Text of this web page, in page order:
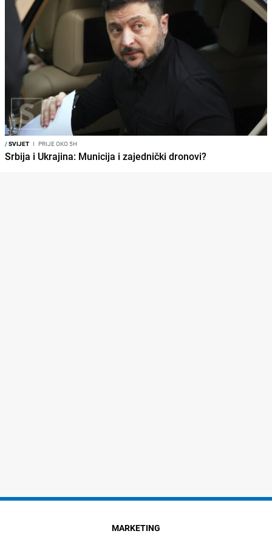
/SVIJET I PRIJE OKO 5H
Srbija i Ukrajina: Municija i zajednički dronovi?
MARKETING